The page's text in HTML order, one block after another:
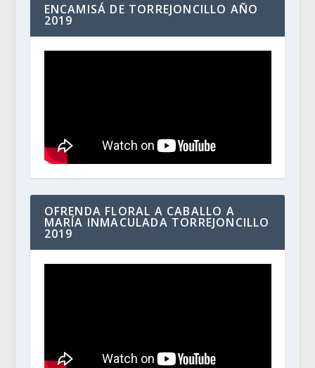
ENCAMISÁ DE TORREJONCILLO AÑO
2019
OFRENDA FLORAL A CABALLO A
MARÍA INMACULADA TORREJONCILLO
2019